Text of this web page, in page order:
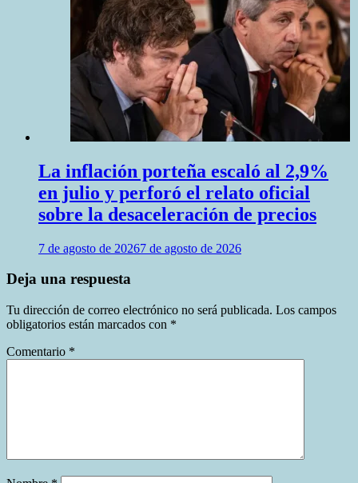
La inflación porteña escaló al 2,9%
en julio y perforó el relato oficial
sobre la desaceleración de precios
7 de agosto de 20267 de agosto de 2026
Deja una respuesta
Tu dirección de correo electrónico no será publicada. Los campos
obligatorios están marcados con *
Comentario *